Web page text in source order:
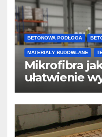
BETONOWA PODŁOGA
MATERIAŁY BUDOWLANE
Mikrofibra
ułatwienie
posadzek
konstrukcji